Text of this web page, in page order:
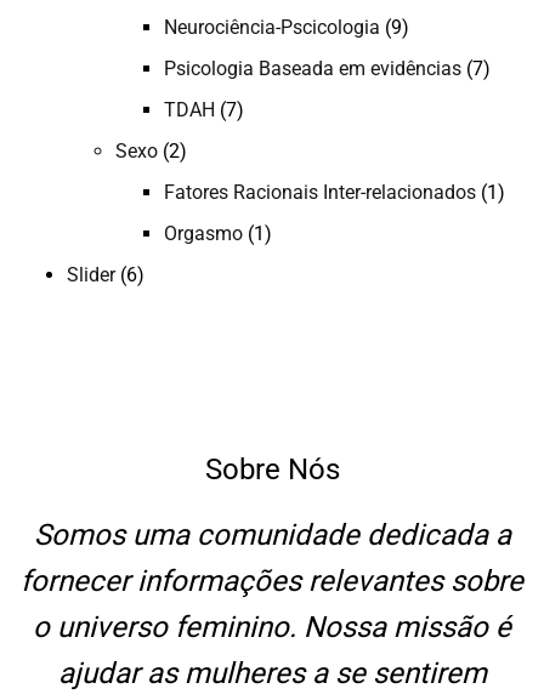
Neurociência-Pscicologia (9)
Psicologia Baseada em evidências (7)
TDAH (7)
Sexo (2)
Fatores Racionais Inter-relacionados (1)
Orgasmo (1)
Slider(6)
Sobre Nós
Somos uma comunidade dedicada a
fornecer informações relevantes sobre
o universo feminino. Nossa missão é
ajudar as mulheres a se sentirem